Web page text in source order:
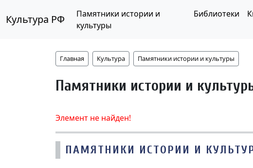
Культура РФ
Памятники истории и
культуры
Библиотеки
Главная Культура Памятники истории и культуры
Памятники истории и
Элемент не найден!
ПАМЯТНИКИ ИСТОРИИ И